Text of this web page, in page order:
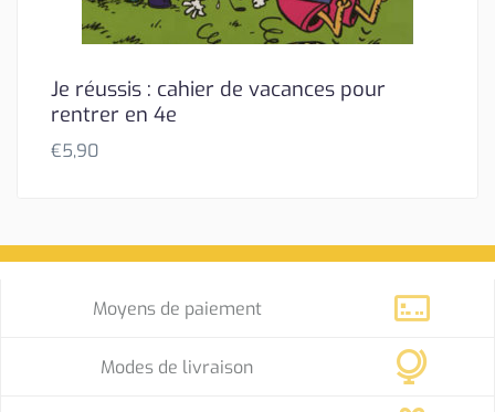
Je réussis : cahier de vacances pour
rentrer en 4e
€5,90
Moyens de paiement
Modes de livraison